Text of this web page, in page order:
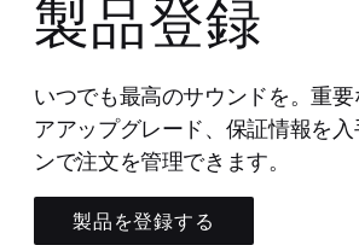
製品登録
いつでも最高のサウンドを。重
アアップグレード、保証情報を
ンで注文を管理できます。
製品を登録する